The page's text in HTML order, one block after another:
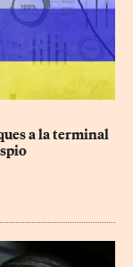
a la terminal